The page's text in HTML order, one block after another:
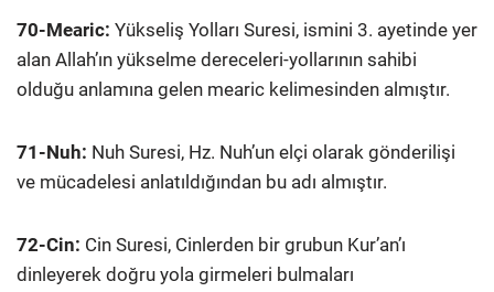
70-Mearic: Yükseliş Yolları Suresi, ismini 3. ayetinde yer
alan Allah’ın yükselme dereceleri-yollarının sahibi
olduğu anlamına gelen mearic kelimesinden almıştır.
71-Nuh: Nuh Suresi, Hz. Nuh’un elçi olarak gönderilişi
ve mücadelesi anlatıldığından bu adı almıştır.
72-Cin: Cin Suresi, Cinlerden bir grubun Kur’an’ı
dinleyerek doğru yola girmeleri bulmaları